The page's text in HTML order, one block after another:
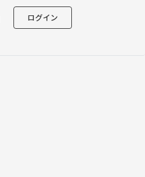
ログイン